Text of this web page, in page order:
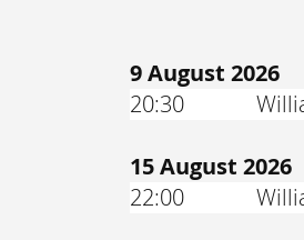
9 August 2026
20:30
15 August 2026
22:00